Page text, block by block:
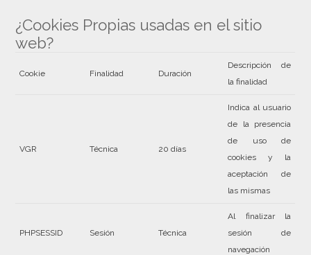
¿Cookies Propias usadas en el sitio
web?
Cookie Finalidad Duración
Descripción de
la finalidad
VGR Técnica 20 días
Indica al usuario
de la presencia
de uso de
cookies y la
aceptación de
las mismas
PHPSESSID Sesión Técnica
Al finalizar la
sesión de
navegación